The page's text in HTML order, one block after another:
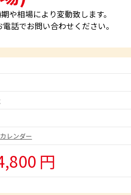
や相場により変動致します。
話でお問い合わせください。
レンダー
円